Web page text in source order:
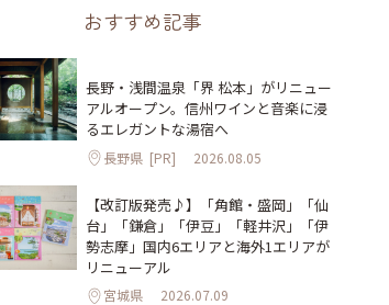
おすすめ記事
長野・浅間温泉「界 松本」がリニュー
アルオープン。信州ワインと音楽に浸
るエレガントな湯宿へ
長野県 [PR] 2026.08.05
【改訂版発売♪】「角館・盛岡」「仙
台」「鎌倉」「伊豆」「軽井沢」「伊
勢志摩」国内6エリアと海外1エリアが
リニューアル
宮城県 2026.07.09